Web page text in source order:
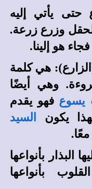
حتى يأتي إليه
وزرع زرعة.
هو إلينا.
(الزارع): هي كلمة
وهي أيضًا
يسوع فهو يقدم
يكون
السيد
معًا.
البذار بأنواعها
بأنواعها